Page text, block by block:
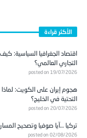
الأكثر قراءة
اقتصاد الجغرافيا السياسية:
التجاري العالمي؟
posted on 19/07/2026
هجوم إيران على الكويت:
التحتية في الخليج؟
posted on 20/07/2026
تركيا …آيا صوفيا وتصحيح
posted on 02/08/2026